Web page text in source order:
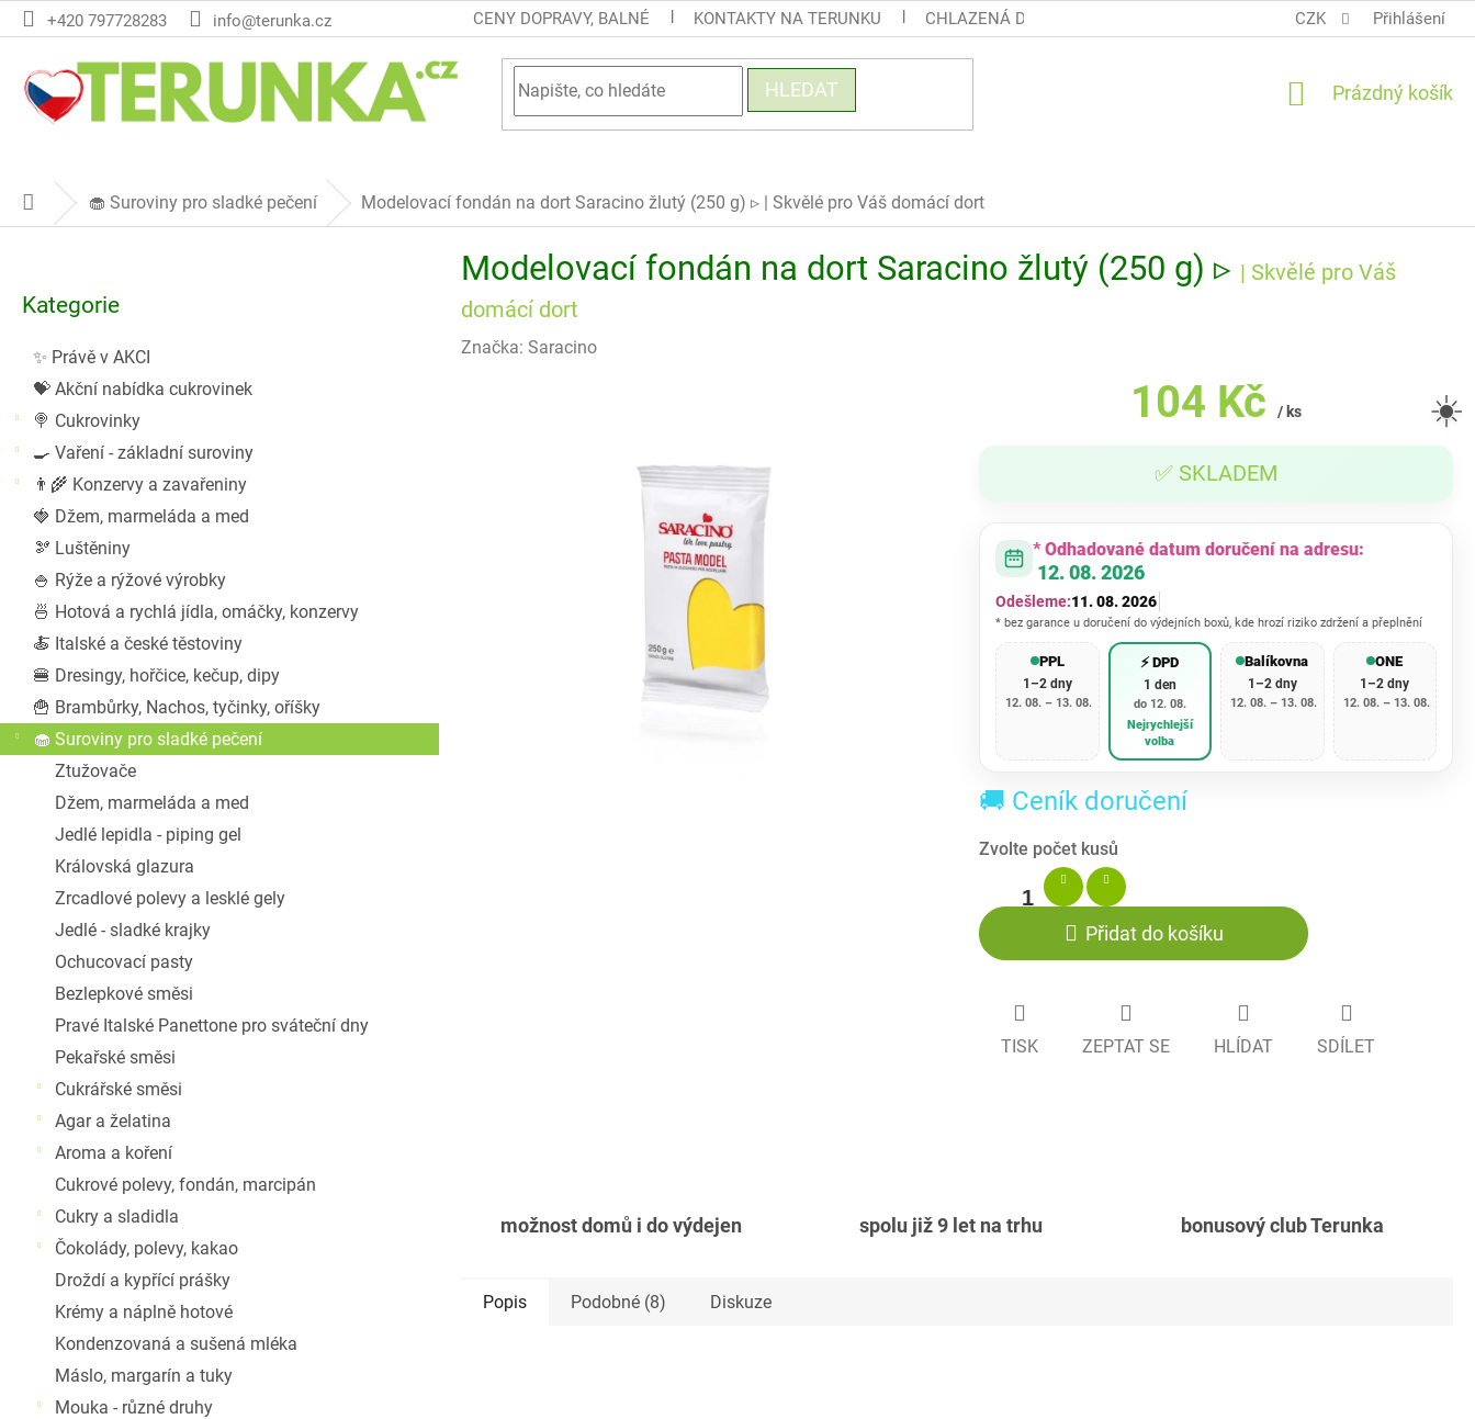
Přejít
na
+420 797728283 info@terunka.cz CENY DOPRAVY, BALNÉ KONTAKTY NA TERUNKU CHLAZENÁ DOPRAVA COOL BALÍK OBCHODNÍ PODMÍNKY TERUNKY
CZK Přihlášení
HLEDAT
NÁKUPNÍ
Prázdný košík
Domů 🧁 Suroviny pro sladké pečení Modelovací fondán na dort Saracino žlutý (250 g) ▹ | Skvělé pro Váš domácí dort
kategorie
Kategorie
✨ Právě v AKCI
💝 Akční nabídka cukrovinek
🍭 Cukrovinky
🍳 Vaření - základní suroviny
👨‍🌾 Konzervy a zavařeniny
🍓 Džem, marmeláda a med
🫘 Luštěniny
🍚 Rýže a rýžové výrobky
🍜 Hotová a rychlá jídla, omáčky, konzervy
🍝 Italské a české těstoviny
🍔 Dresingy, hořčice, kečup, dipy
🍟 Brambůrky, Nachos, tyčinky, oříšky
🧁 Suroviny pro sladké pečení
Ztužovače
Džem, marmeláda a med
Jedlé lepidla - piping gel
Královská glazura
Zrcadlové polevy a lesklé gely
Jedlé - sladké krajky
Ochucovací pasty
Bezlepkové směsi
Pravé Italské Panettone pro sváteční dny
Pekařské směsi
Cukrářské směsi
Agar a želatina
Aroma a koření
Cukrové polevy, fondán, marcipán
Cukry a sladidla
Čokolády, polevy, kakao
Droždí a kypřící prášky
Krémy a náplně hotové
Kondenzovaná a sušená mléka
Máslo, margarín a tuky
Mouka - různé druhy
Modelovací fondán na dort Saracino žlutý (250 g) ▹ | Skvělé pro Váš
domácí dort
Značka: Saracino
104 Kč / ks
Měrná
✅ SKLADEM
☀️
* Odhadované datum doručení na adresu:
12. 08. 2026
Odešleme:11. 08. 2026
* bez garance u doručení do výdejních boxů, kde hrozí riziko zdržení a přeplnění
PPL
1–2 dny
12. 08. – 13. 08.
⚡ DPD
1 den
do 12. 08.
Nejrychlejší
volba
Balíkovna
1–2 dny
12. 08. – 13. 08.
ONE
1–2 dny
12. 08. – 13. 08.
🚚 Ceník doručení
Přidat do košíku
TISK ZEPTAT SE HLÍDAT SDÍLET
možnost domů i do výdejen spolu již 9 let na trhu bonusový club Terunka
Popis Podobné (8) Diskuze